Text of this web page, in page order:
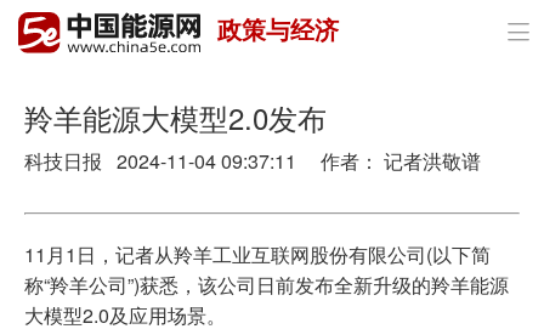
首页
政策与经济
油气
煤炭
电力
政策与经济 
羚羊能源大模型2.0发布
科技日报 2024-11-04 09:37:11 作者： 记者洪敬谱
11月1日，记者从羚羊工业互联网股份有限公司(以下简
称“羚羊公司”)获悉，该公司日前发布全新升级的羚羊能源
大模型2.0及应用场景。